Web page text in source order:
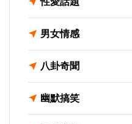
男女情感
八卦奇聞
幽默搞笑